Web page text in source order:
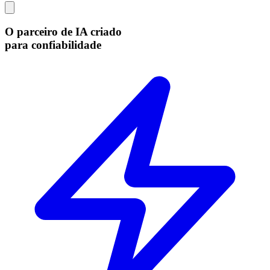
O parceiro de IA criado
para confiabilidade